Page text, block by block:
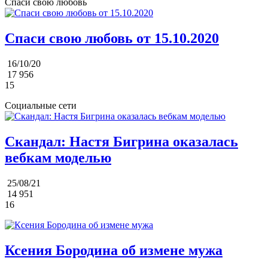
Спаси свою любовь
Спаси свою любовь от 15.10.2020
16/10/20
17 956
15
Социальные сети
Скандал: Настя Бигрина оказалась
вебкам моделью
25/08/21
14 951
16
Ксения Бородина об измене мужа